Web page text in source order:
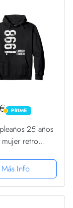
PRIME
PRIME
25 años
retro
con Capucha
Más Info